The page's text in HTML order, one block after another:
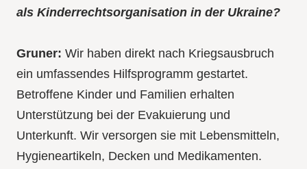
als Kinderrechtsorganisation in der Ukraine?
Gruner: Wir haben direkt nach Kriegsausbruch
ein umfassendes Hilfsprogramm gestartet.
Betroffene Kinder und Familien erhalten
Unterstützung bei der Evakuierung und
Unterkunft. Wir versorgen sie mit Lebensmitteln,
Hygieneartikeln, Decken und Medikamenten.